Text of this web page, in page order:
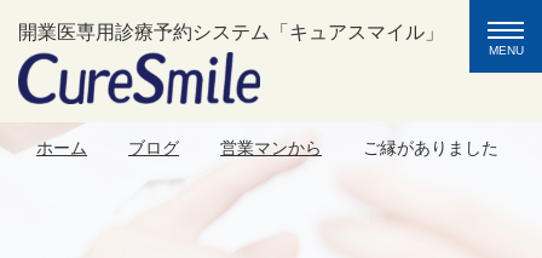
開業医専用診療予約システム「キュアスマイル」
ホーム ブログ 営業マンから ご縁がありました
toggle
MENU